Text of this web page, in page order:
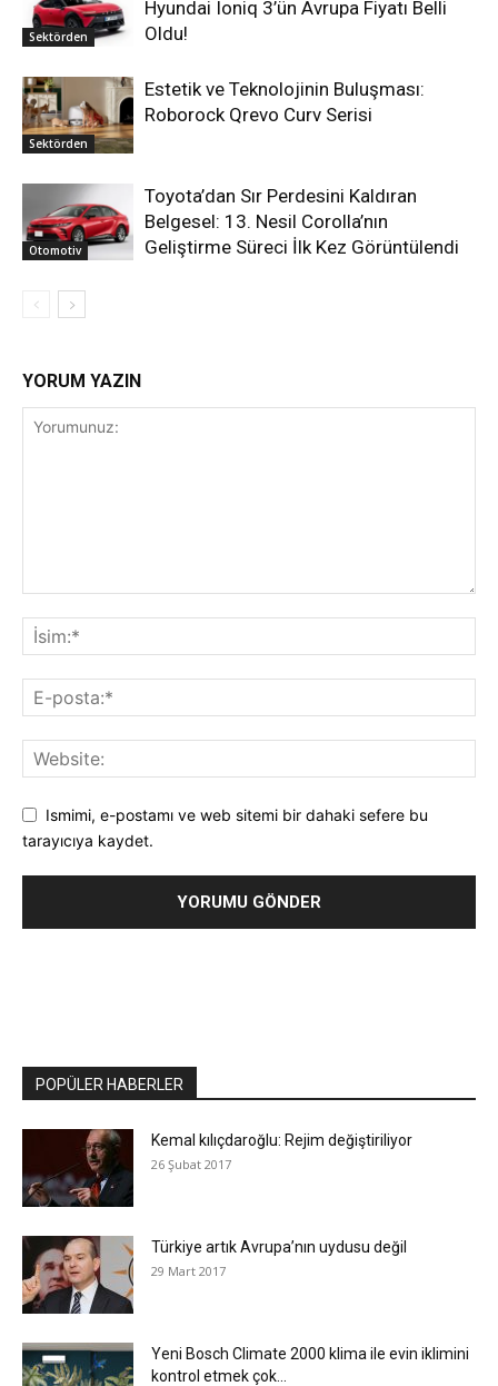
Sektörden
Hyundai Ioniq 3’ün Avrupa Fiyatı Belli
Oldu!
Sektörden
Estetik ve Teknolojinin Buluşması:
Roborock Qrevo Curv Serisi
Otomotiv
Toyota’dan Sır Perdesini Kaldıran
Belgesel: 13. Nesil Corolla’nın
Geliştirme Süreci İlk Kez Görüntülendi
YORUM YAZIN
Ismimi, e-postamı ve web sitemi bir dahaki sefere bu
tarayıcıya kaydet.
POPÜLER HABERLER
Kemal kılıçdaroğlu: Rejim değiştiriliyor
26 Şubat 2017
Türkiye artık Avrupa’nın uydusu değil
29 Mart 2017
Yeni Bosch Climate 2000 klima ile evin iklimini
kontrol etmek çok...